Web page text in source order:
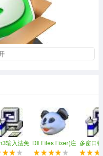
正式版 评分: 9.5
语言： 简体中文 查看详
输入法免
修改版
Dll Files Fixer(注
册表修复工具)
多窗口
同步控